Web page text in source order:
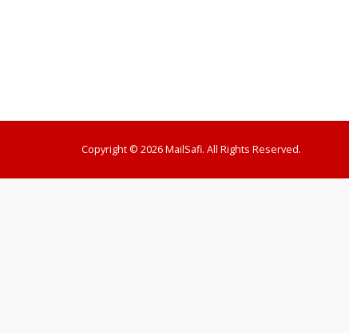
Copyright © 2026 MailSafi. All Rights Reserved.